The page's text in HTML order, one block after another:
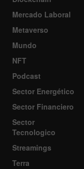
Mercado Laboral
Metaverso
Mundo
NFT
Podcast
Sector Energético
Sector Financiero
Sector
Tecnologico
Streamings
Terra